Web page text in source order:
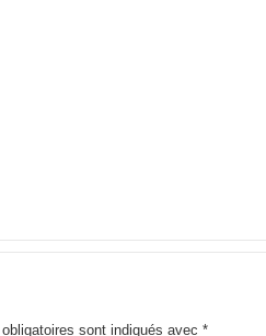
sont indiqués avec *